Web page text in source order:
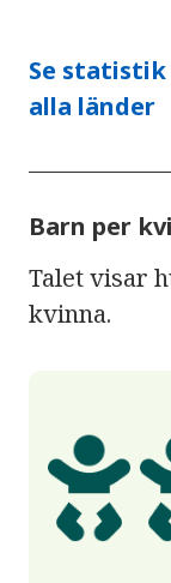
Se
alla länder
Barn per
Talet visar
kvinna.